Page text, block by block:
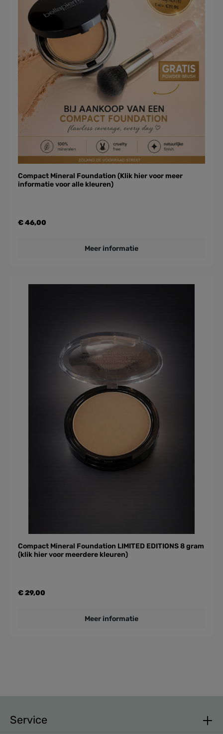
Compact Mineral Foundation (Klik hier voor meer
informatie voor alle kleuren)
€ 46,00
Meer informatie
Compact Mineral Foundation LIMITED EDITIONS 8 gram
(klik hier voor meerdere kleuren)
€ 29,00
Meer informatie
Service